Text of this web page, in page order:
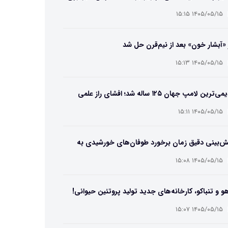
۱۴۰۵/۰۵/۱۵ ۱۵:۱۵
«آبشار خون» بعد از نیم‌قرن حل شد
۱۴۰۵/۰۵/۱۵ ۱۵:۱۳
قدیمی‌ترین لامپ جهان ۱۲۵ ساله شد؛ افشای راز علمی
لامپ سنتنیال
۱۴۰۵/۰۵/۱۵ ۱۵:۱۱
دقیق زمان برخورد طوفان‌های خورشیدی به
ممکن شد
۱۴۰۵/۰۵/۱۵ ۱۵:۰۸
و تنباکو، کارخانه‌های جدید تولید پروتئین حیوانی!
۱۴۰۵/۰۵/۱۵ ۱۵:۰۷